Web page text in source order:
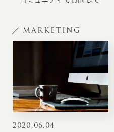
MARKETING
2020.06.04